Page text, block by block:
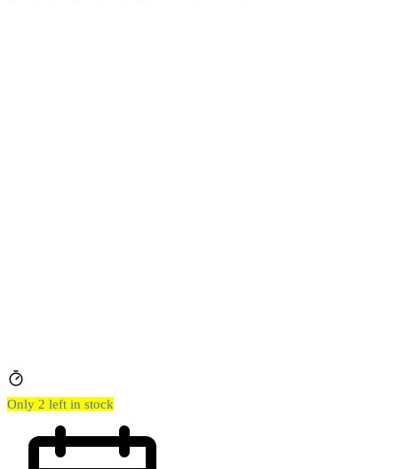
Only 2 left in stock